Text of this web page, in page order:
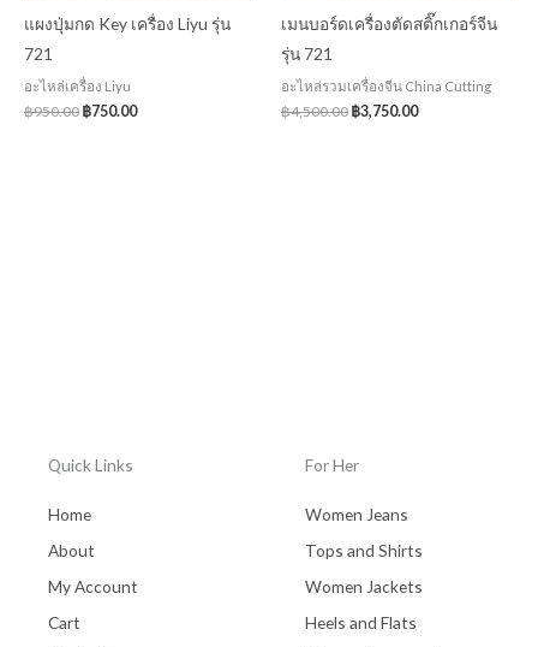
แผงปุ่มกด Key เครื่อง Liyu รุ่น
721
อะไหล่เครื่อง Liyu
฿950.00 ฿750.00
เมนบอร์ดเครื่องตัดสติ๊กเกอร์จีน
รุ่น 721
อะไหล่รวมเครื่องจีน China Cutting
฿4,500.00 ฿3,750.00
Quick Links
Home
About
My Account
Cart
For Her
Women Jeans
Tops and Shirts
Women Jackets
Heels and Flats